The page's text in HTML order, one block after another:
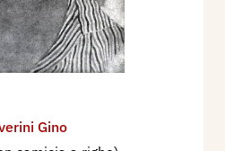
Gino